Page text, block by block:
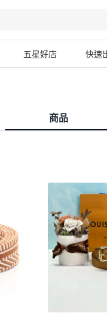
五星好店 快速
商品